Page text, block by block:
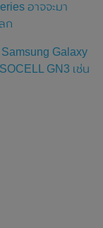
อาจจะมา
ก
Galaxy
GN3 เช่น